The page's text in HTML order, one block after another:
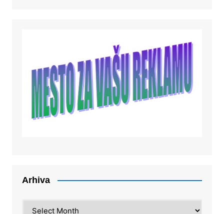
Arhiva